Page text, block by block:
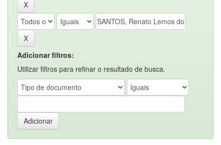
Adicionar filtros:
Utilizar filtros para refinar o resultado de busca.